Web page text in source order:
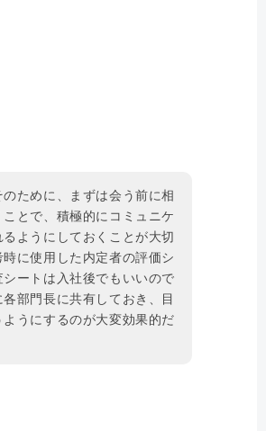
ために、まずは会う前に相
とで、積極的にコミュニケ
ようにしておくことが大切
に使用した内定者の評価シ
ートは入社後でもいいので
部門長に共有しておき、目
うにするのが大変効果的だ